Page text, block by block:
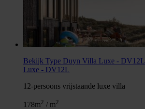
Bekijk Type Duyn Villa Luxe - DV12L
Luxe - DV12L
12-persoons vrijstaande luxe villa
178m2 / m2